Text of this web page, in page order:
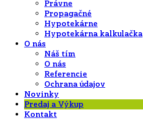
Právne
Propagačné
Hypotekárne
Hypotekárna kalkulačka
O nás
Náš tím
O nás
Referencie
Ochrana údajov
Novinky
Predaj a Výkup
Kontakt